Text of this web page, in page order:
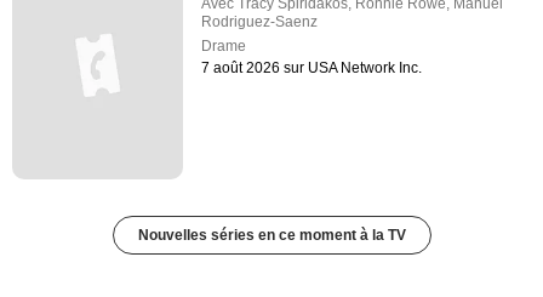
Rodriguez-Saenz
Drame
7 août 2026 sur USA Network Inc.
Nouvelles séries en ce moment à la TV